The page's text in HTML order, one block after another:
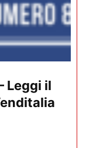
Leggi il